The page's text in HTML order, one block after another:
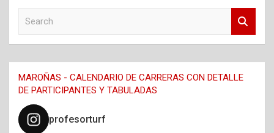
c
h
MAROÑAS - CALENDARIO DE CARRERAS CON DETALLE
DE PARTICIPANTES Y TABULADAS
profesorturf